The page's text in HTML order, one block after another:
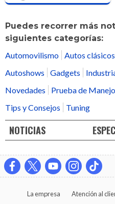
Puedes recorrer más
siguientes categorías:
Automovilismo Autos clásicos
Autoshows
Gadgets
Novedades
Prueba de Manejo
Tips y Consejos
Tuning
NOTICIAS
La empresa Atención al